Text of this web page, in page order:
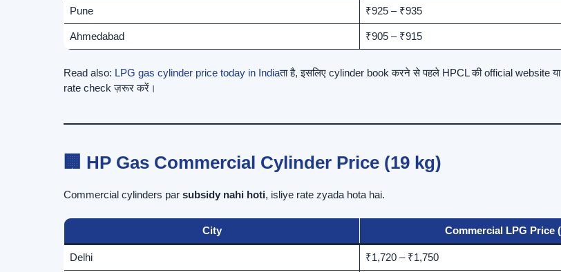
Pune ₹925 – ₹935
Ahmedabad ₹905 – ₹915
Read also: LPG gas cylinder price today in Indiaता है, इसलिए cylinder book करने से पहले HPCL की official website
rate check ज़रूर करें।
🏢 HP Gas Commercial Cylinder Price (19 kg)
Commercial cylinders par subsidy nahi hoti, isliye rate zyada hota hai.
City Commercial LPG Price
Delhi ₹1,720 – ₹1,750